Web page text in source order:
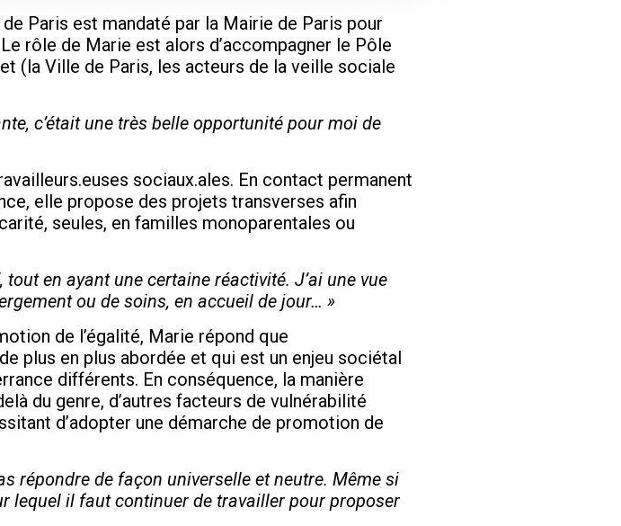
Paris est mandaté par la Mairie de Paris pour
rôle de Marie est alors d’accompagner le Pôle
(la Ville de Paris, les acteurs de la veille sociale
c’était une très belle opportunité pour moi de
sociaux.ales. En contact permanent
elle propose des projets transverses afin
seules, en familles monoparentales ou
tout en ayant une certaine réactivité. J’ai une vue
ou de soins, en accueil de jour… »
de l’égalité, Marie répond que
plus en plus abordée et qui est un enjeu sociétal
différents. En conséquence, la manière
du genre, d’autres facteurs de vulnérabilité
d’adopter une démarche de promotion de
répondre de façon universelle et neutre. Même si
lequel il faut continuer de travailler pour proposer